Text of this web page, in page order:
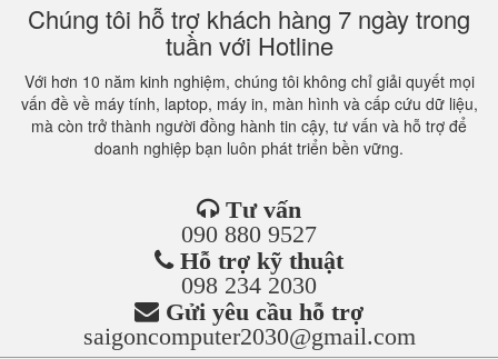
Chúng tôi hỗ trợ khách hàng 7 ngày trong
tuần với Hotline
Với hơn 10 năm kinh nghiệm, chúng tôi không chỉ giải quyết mọi
vấn đề về máy tính, laptop, máy in, màn hình và cấp cứu dữ liệu,
mà còn trở thành người đồng hành tin cậy, tư vấn và hỗ trợ để
doanh nghiệp bạn luôn phát triển bền vững.
Tư vấn
090 880 9527
Hỗ trợ kỹ thuật
098 234 2030
Gửi yêu cầu hỗ trợ
saigoncomputer2030@gmail.com